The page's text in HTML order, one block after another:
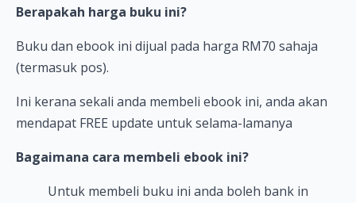
Berapakah harga buku ini?
Buku dan ebook ini dijual pada harga RM70 sahaja
(termasuk pos).
Ini kerana sekali anda membeli ebook ini, anda akan
mendapat FREE update untuk selama-lamanya
Bagaimana cara membeli ebook ini?
Untuk membeli buku ini anda boleh bank in